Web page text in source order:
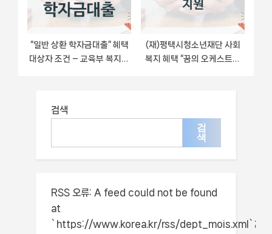
“일반 상환 학자금대출” 혜택
대상자 조건 – 교육부 복지정
(재)평택시청소년재단 사회
복지 혜택 “꿈의 오케스트라
검색
검
색
RSS 오류: A feed could not be found
at
`https://www.korea.kr/rss/dept_mois.xml`;